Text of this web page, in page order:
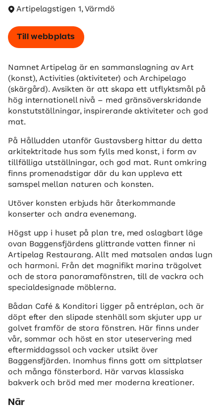
Artipelagstigen 1, Värmdö
Till webbplats
Namnet Artipelag är en sammanslagning av Art
(konst), Activities (aktiviteter) och Archipelago
(skärgård). Avsikten är att skapa ett utflyktsmål på
hög internationell nivå – med gränsöverskridande
konstutställningar, inspirerande aktiviteter och god
mat.
På Hålludden utanför Gustavsberg hittar du detta
arkitektritade hus som fylls med konst, i form av
tillfälliga utställningar, och god mat. Runt omkring
finns promenadstigar där du kan uppleva ett
samspel mellan naturen och konsten.
Utöver konsten erbjuds här återkommande
konserter och andra evenemang.
Högst upp i huset på plan tre, med oslagbart läge
ovan Baggensfjärdens glittrande vatten finner ni
Artipelag Restaurang. Allt med matsalen andas lugn
och harmoni. Från det magnifikt marina trägolvet
och de stora panoramafönstren, till de vackra och
specialdesignade möblerna.
Bådan Café & Konditori ligger på entréplan, och är
döpt efter den slipade stenhäll som skjuter upp ur
golvet framför de stora fönstren. Här finns under
vår, sommar och höst en stor uteservering med
eftermiddagssol och vacker utsikt över
Baggensfjärden. Inomhus finns gott om sittplatser
och många fönsterbord. Här varvas klassiska
bakverk och bröd med mer moderna kreationer.
När